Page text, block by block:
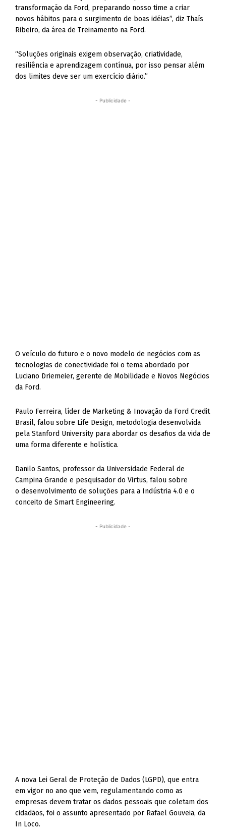
transformação da Ford, preparando nosso time a criar
novos hábitos para o surgimento de boas idéias”, diz Thaís
Ribeiro, da área de Treinamento na Ford.
“Soluções originais exigem observação, criatividade,
resiliência e aprendizagem contínua, por isso pensar além
dos limites deve ser um exercício diário.”
- Publicidade -
O veículo do futuro e o novo modelo de negócios com as
tecnologias de conectividade foi o tema abordado por
Luciano Driemeier, gerente de Mobilidade e Novos Negócios
da Ford.
Paulo Ferreira, líder de Marketing & Inovação da Ford Credit
Brasil, falou sobre Life Design, metodologia desenvolvida
pela Stanford University para abordar os desafios da vida de
uma forma diferente e holística.
Danilo Santos, professor da Universidade Federal de
Campina Grande e pesquisador do Virtus, falou sobre
o desenvolvimento de soluções para a Indústria 4.0 e o
conceito de Smart Engineering.
- Publicidade -
A nova Lei Geral de Proteção de Dados (LGPD), que entra
em vigor no ano que vem, regulamentando como as
empresas devem tratar os dados pessoais que coletam dos
cidadãos, foi o assunto apresentado por Rafael Gouveia, da
In Loco.